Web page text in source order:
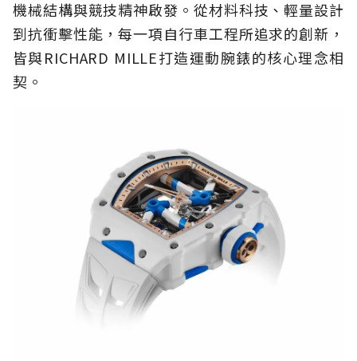
機械結構與競技精神啟發。從材料科技、輕量設計
到抗衝擊性能，每一項自行車工程所追求的創新，
皆與RICHARD MILLE打造運動腕錶的核心理念相
契。